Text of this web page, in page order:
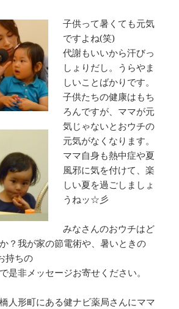
子供って暑くても元気
ですよね(笑)
代謝もいいから汗びっ
しょりだし。うらやま
しいことばかりです。
子供たちの健康はもち
ろんですが、ママが元
気じゃないとおウチの
元気がなくなります。
ママ自身も熱中症や夏
風邪に気を付けて、楽
しい夏を過ごしましょ
うねッ☆彡
みなさんのおウチはど
？我が家の節電術や、暑いときの
持ちの
是非メッセージお寄せください。
人形町にある健ナビ薬局さんにママ